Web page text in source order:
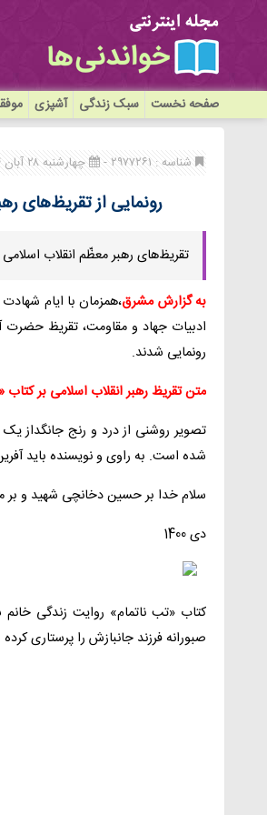
صفحه نخست سبک زندگی آشپزی
شناسه : ۲۹۷۷۲۶۱ - چهارشنبه ۲۸ آبان ۱۴۰۴ ساعت ۱۸:۳۷
رونمایی از تقریظ‌های
تقریظ‌های رهبر معظّم انقلاب
به گزارش مشرق،همزمان با ایام
ادبیات جهاد و مقاومت، تقریظ حضرت
رونمایی شدند.
متن تقریظ رهبر انقلاب اسلامی بر
تصویر روشنی از درد و رنج جانگداز
شده است. به راوی و نویسنده باید
سلام خدا بر حسین دخانچی شهید و بر
دی 1400
صبورانه فرزند جانبازش را پرستاری